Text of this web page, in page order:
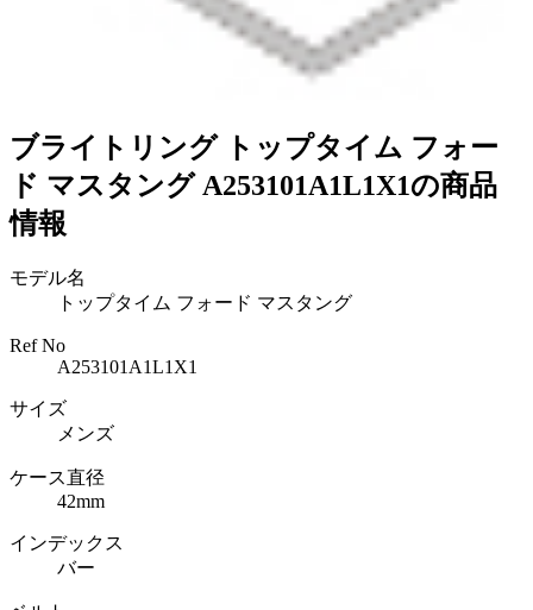
ブライトリング トップタイム フォー
ド マスタング A253101A1L1X1の商品
情報
モデル名
トップタイム フォード マスタング
Ref No
A253101A1L1X1
サイズ
メンズ
ケース直径
42mm
インデックス
バー